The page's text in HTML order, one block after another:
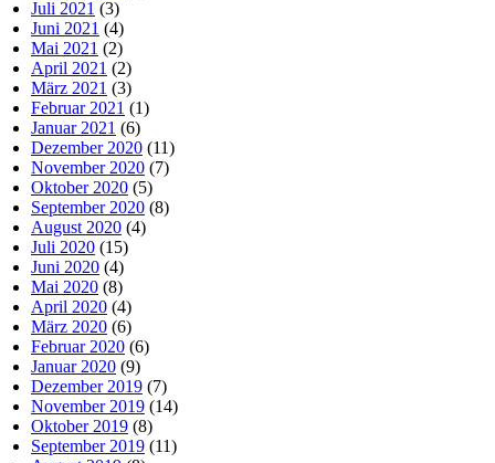
Juli 2021 (3)
Juni 2021 (4)
Mai 2021 (2)
April 2021 (2)
März 2021 (3)
Februar 2021 (1)
Januar 2021 (6)
Dezember 2020 (11)
November 2020 (7)
Oktober 2020 (5)
September 2020 (8)
August 2020 (4)
Juli 2020 (15)
Juni 2020 (4)
Mai 2020 (8)
April 2020 (4)
März 2020 (6)
Februar 2020 (6)
Januar 2020 (9)
Dezember 2019 (7)
November 2019 (14)
Oktober 2019 (8)
September 2019 (11)